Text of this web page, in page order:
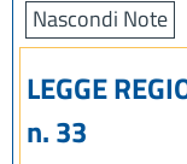
Nascondi Note
LEGGE
n. 33